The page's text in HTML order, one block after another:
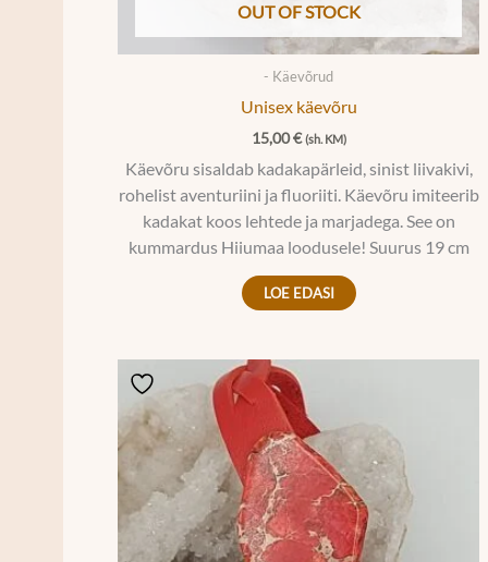
OUT OF STOCK
- Käevõrud
Unisex käevõru
15,00€ (sh. KM)
Käevõru sisaldab kadakapärleid, sinist liivakivi,
rohelist aventuriini ja fluoriiti. Käevõru imiteerib
kadakat koos lehtede ja marjadega. See on
kummardus Hiiumaa loodusele! Suurus 19 cm
LOE EDASI